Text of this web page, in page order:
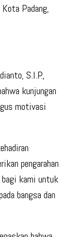
Padang,
S.I.P.,
kunjungan
motivasi
pengarahan
bagi kami untuk
bangsa dan